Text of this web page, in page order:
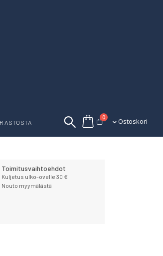
Ostoskori
0tuotettaOstoskori
Toimitusvaihtoehdot
Kuljetus ulko-ovelle 30 €
Nouto myymälästä